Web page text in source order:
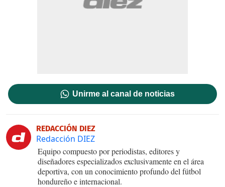
Unirme al canal de noticias
REDACCIÓN DIEZ
Redacción DIEZ
Equipo compuesto por periodistas, editores y
diseñadores especializados exclusivamente en el área
deportiva, con un conocimiento profundo del fútbol
hondureño e internacional.